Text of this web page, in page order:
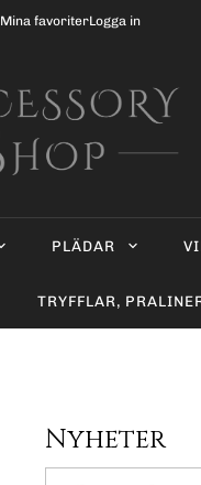
Mina favoriterLogga in
PLÄDAR
TRYFFLAR,
Nyheter